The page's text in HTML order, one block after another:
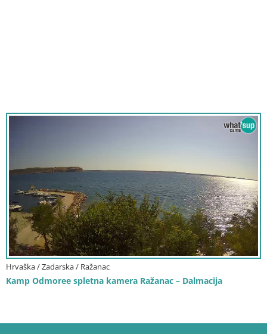
Hrvaška / Zadarska / Ražanac
Kamp Odmoree spletna kamera Ražanac – Dalmacija